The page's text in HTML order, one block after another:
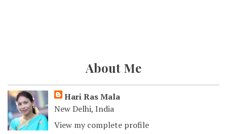
About Me
Hari Ras Mala
New Delhi, India
View my complete profile